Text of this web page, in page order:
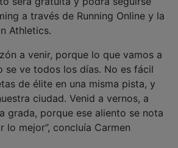
a través de Running Online y la
Athletics.
se ve todos los días. No es fácil
de élite en una misma pista, y
ciudad. Venid a vernos, a
grada, porque ese aliento se nota
lo mejor”, concluía Carmen